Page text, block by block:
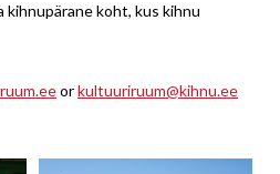
kihnupärane koht, kus kihnu
orkultuuriruum@kihnu.ee